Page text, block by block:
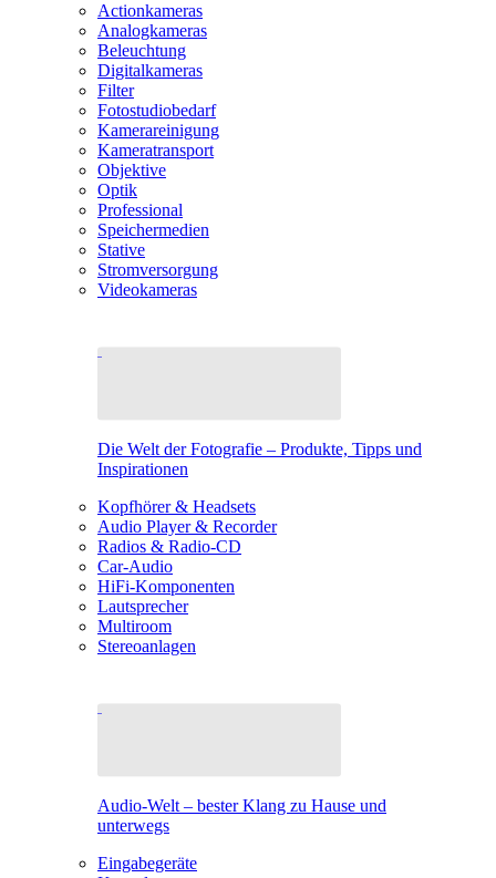
Actionkameras
Analogkameras
Beleuchtung
Digitalkameras
Filter
Fotostudiobedarf
Kamerareinigung
Kameratransport
Objektive
Optik
Professional
Speichermedien
Stative
Stromversorgung
Videokameras
Die Welt der Fotografie – Produkte, Tipps und
Inspirationen
Kopfhörer & Headsets
Audio Player & Recorder
Radios & Radio-CD
Car-Audio
HiFi-Komponenten
Lautsprecher
Multiroom
Stereoanlagen
Audio-Welt – bester Klang zu Hause und
unterwegs
Eingabegeräte